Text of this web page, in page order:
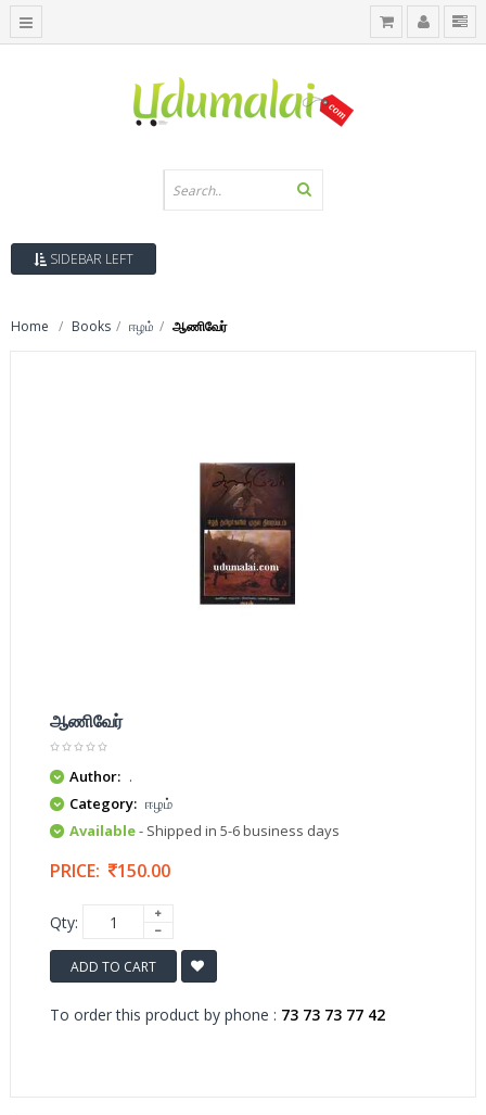
SIDEBAR LEFT
Home Books ஈழம் ஆணிவேர்
ஆணிவேர்
Author: .
Category: ஈழம்
Available- Shipped in 5-6 business days
PRICE: 150.00
Qty:
ADD TO CART
To order this product by phone : 73 73 73 77 42